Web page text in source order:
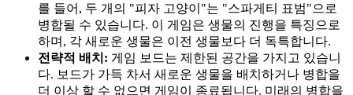
를 들어, 두 개의 "피자 고양이"는 "스파게티 표범"으로
병합될 수 있습니다. 이 게임은 생물의 진행을 특징으로
하며, 각 새로운 생물은 이전 생물보다 더 독특합니다.
전략적 배치: 게임 보드는 제한된 공간을 가지고 있습니
다. 보드가 가득 차서 새로운 생물을 배치하거나 병합을
더 이상 할 수 없으면 게임이 종료됩니다. 미래의 병합을